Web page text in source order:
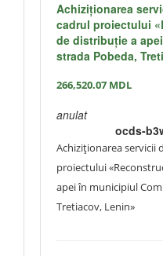
Achiziţionarea
cadrul proiectului
de distribuție a
strada Pobeda,
266,520.07 MDL
anulat
ocds-
Achiziţionarea servicii
proiectului
apei în municipiul
Tretiacov, Lenin»